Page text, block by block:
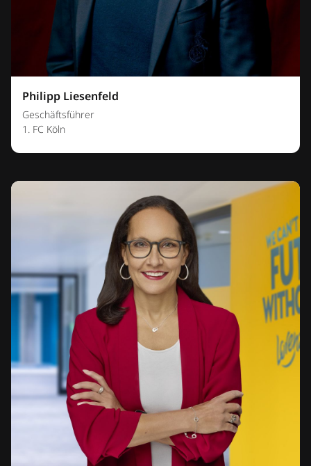
Philipp Liesenfeld
Geschäftsführer
1. FC Köln